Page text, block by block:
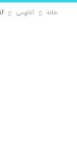
خانه آناتومی